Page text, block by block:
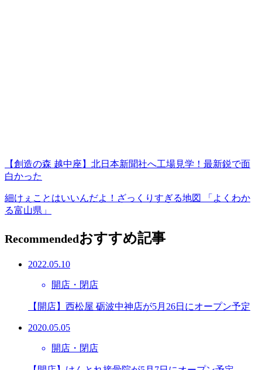
【創造の森 越中座】北日本新聞社へ工場見学！最新鋭で面
白かった
細けぇことはいいんだよ！ざっくりすぎる地図 「よくわか
る富山県」
Recommendedおすすめ記事
2022.05.10
開店・閉店
【開店】西松屋 砺波中神店が5月26日にオープン予定
2020.05.05
開店・閉店